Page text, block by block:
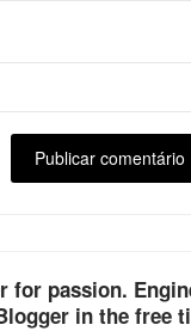
for passion.
in the free